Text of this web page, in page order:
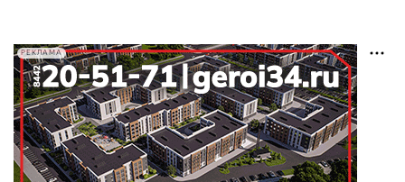
РЕКЛАМА